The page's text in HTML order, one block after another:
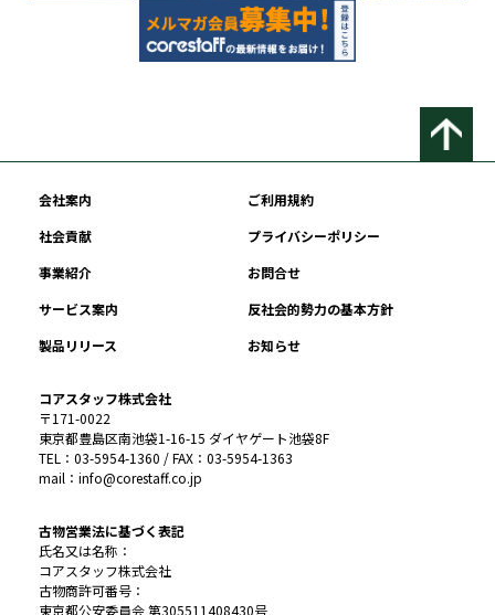
会社案内
ご利用規約
社会貢献
プライバシーポリシー
事業紹介
お問合せ
サービス案内
反社会的勢力の基本方針
製品リリース
お知らせ
コアスタッフ株式会社
〒171-0022
東京都豊島区南池袋1-16-15 ダイヤゲート池袋8F
TEL：03-5954-1360 / FAX：03-5954-1363
mail：info@corestaff.co.jp
古物営業法に基づく表記
氏名又は名称：
コアスタッフ株式会社
古物商許可番号：
東京都公安委員会 第305511408430号